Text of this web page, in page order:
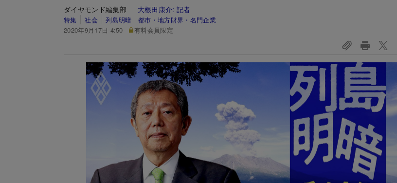
ダイヤモンド編集部 大根田康介:記者
特集 社会
列島明暗 都市・地方財界・名門企業
2020年9月17日 4:50
有料会員限定